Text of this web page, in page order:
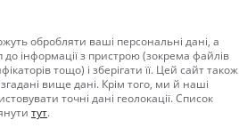
обробляти ваші персональні дані, а
інформації з пристрою (зокрема файлів
тощо) і зберігати її. Цей сайт також
вище дані. Крім того, ми й наші
точні дані геолокації. Список
тут.